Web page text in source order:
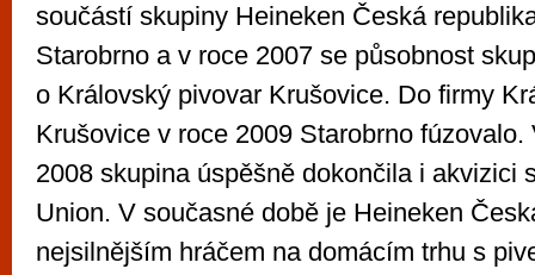
součástí skupiny Heineken Česká
Starobrno a v roce 2007 se působnost
o Královský pivovar Krušovice. Do firmy
Krušovice v roce 2009 Starobrno fúzovalo.
2008 skupina úspěšně dokončila i akvizici
Union. V současné době je Heineken
nejsilnějším hráčem na domácím trhu s